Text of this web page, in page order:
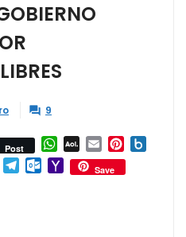
 9
Post WhatsApp
AOL
Mail
Email Pinterest
Messenger
Telegram
Outlook.com
Yahoo
Mail
Save